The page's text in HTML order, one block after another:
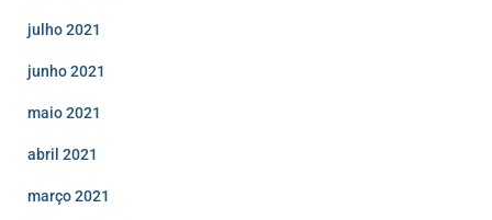
julho 2021
junho 2021
maio 2021
abril 2021
março 2021